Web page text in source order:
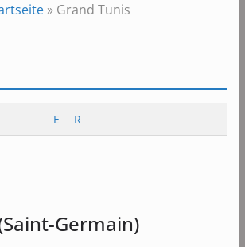
» Grand Tunis
E R
Germain)